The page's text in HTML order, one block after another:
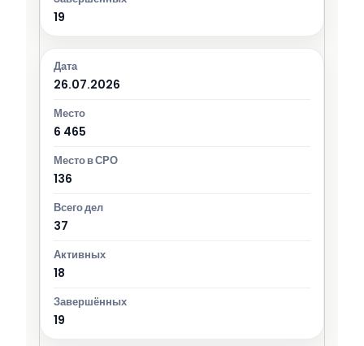
19
26.07.2026
6 465
136
37
18
19